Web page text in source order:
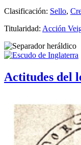
Clasificación: Sello,
Titularidad: Acción
Actitudes del